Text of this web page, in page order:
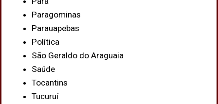
Paragominas
Parauapebas
Política
São Geraldo do Araguaia
Saúde
Tocantins
Tucuruí